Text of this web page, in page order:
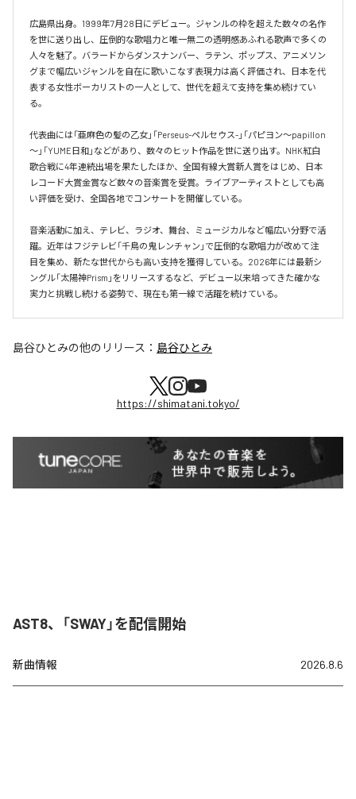
広島県出身。1999年7月28日にデビュー。ジャンルの枠を超えた数々の名作
を世に送り出し、圧倒的な歌唱力と唯一無二の透明感あふれる歌声で多くの
人々を魅了。バラードからダンスナンバー、ラテン、ポップス、アニメソン
グまで幅広いジャンルを自在に歌いこなす表現力は高く評価され、日本を代
表する女性ボーカリストの一人として、世代を超えて支持を集め続けてい
る。
代表曲には「亜麻色の髪の乙女」「Perseus-ペルセウス-」「パピヨン～papillon
～」「YUME日和」などがあり、数々のヒット作品を世に送り出す。NHK紅白
歌合戦に4年連続出場を果たしたほか、全国有線大賞新人賞をはじめ、日本
レコード大賞金賞など数々の音楽賞を受賞。ライブアーティストとしても高
い評価を受け、全国各地でコンサートを開催している。
音楽活動に加え、テレビ、ラジオ、舞台、ミュージカルなど幅広い分野で活
躍。近年はフジテレビ「千鳥の鬼レンチャン」で圧倒的な歌唱力が改めて注
目を集め、新たな世代からも高い支持を獲得している。2026年には最新シ
ングル「太陽神Prism」をリリースするなど、デビュー以来培ってきた確かな
実力と挑戦し続ける姿勢で、現在も第一線で活躍を続けている。
島谷ひとみの他のリリース： 島谷ひとみ
https://shimatani.tokyo/
AST8、「SWAY」を配信開始
新曲情報 2026.8.6